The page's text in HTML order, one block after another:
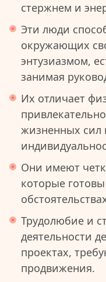
стержнем и
Эти люди
окружающих
энтузиазмом,
занимая
Их отличает
жизненных сил
Они имеют
которые
Трудолюбие и
деятельности
проектах,
продвижения.